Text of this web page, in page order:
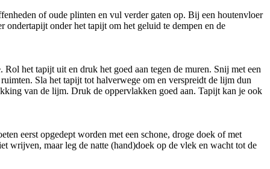
of oude plinten en vul verder gaten op. Bij een houtenvloer
ondertapijt onder het tapijt om het geluid te dempen en de
het tapijt uit en druk het goed aan tegen de muren. Snij met een
Sla het tapijt tot halverwege om en verspreidt de lijm dun
van de lijm. Druk de oppervlakken goed aan. Tapijt kan je ook
eerst opgedept worden met een schone, droge doek of met
wrijven, maar leg de natte (hand)doek op de vlek en wacht tot de